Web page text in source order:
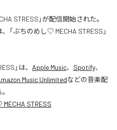
STRESS」が配信開始された。
「ぶちのめし♡ MECHA STRESS」
」は、 Apple Music、 Spotify、
Music Unlimitedなどの音楽配
STRESS